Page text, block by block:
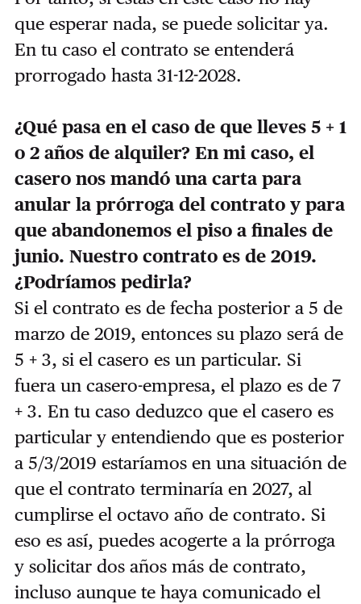
que esperar nada, se puede solicitar ya.
En tu caso el contrato se entenderá
prorrogado hasta 31-12-2028.
¿Qué pasa en el caso de que lleves 5 + 1
o 2 años de alquiler? En mi caso, el
casero nos mandó una carta para
anular la prórroga del contrato y para
que abandonemos el piso a finales de
junio. Nuestro contrato es de 2019.
¿Podríamos pedirla?
Si el contrato es de fecha posterior a 5 de
marzo de 2019, entonces su plazo será de
5 + 3, si el casero es un particular. Si
fuera un casero-empresa, el plazo es de 7
+ 3. En tu caso deduzco que el casero es
particular y entendiendo que es posterior
a 5/3/2019 estaríamos en una situación de
que el contrato terminaría en 2027, al
cumplirse el octavo año de contrato. Si
eso es así, puedes acogerte a la prórroga
y solicitar dos años más de contrato,
incluso aunque te haya comunicado el